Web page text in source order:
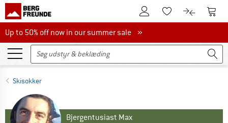
Til kundekontoenTil huskesedlen.
Til Til
Up to 50% off now in our summer sale
Up to 50% off now in our summer sale »
Skisokker
Bjergentusiast Max